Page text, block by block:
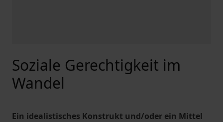
Soziale Gerechtigkeit im
Wandel
Ein idealistisches Konstrukt und/oder ein Mittel